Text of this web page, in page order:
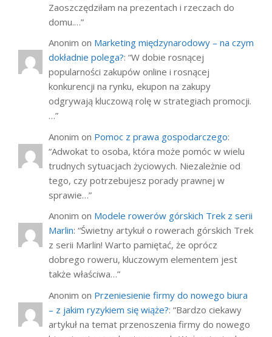
Zaoszczędziłam na prezentach i rzeczach do
domu.…”
Anonim on Marketing międzynarodowy – na czym
dokładnie polega?: “W dobie rosnącej
popularności zakupów online i rosnącej
konkurencji na rynku, ekupon na zakupy
odgrywają kluczową rolę w strategiach promocji.
…”
Anonim on Pomoc z prawa gospodarczego:
“Adwokat to osoba, która może pomóc w wielu
trudnych sytuacjach życiowych. Niezależnie od
tego, czy potrzebujesz porady prawnej w
sprawie…”
Anonim on Modele rowerów górskich Trek z serii
Marlin: “Świetny artykuł o rowerach górskich Trek
z serii Marlin! Warto pamiętać, że oprócz
dobrego roweru, kluczowym elementem jest
także właściwa…”
Anonim on Przeniesienie firmy do nowego biura
– z jakim ryzykiem się wiąże?: “Bardzo ciekawy
artykuł na temat przenoszenia firmy do nowego